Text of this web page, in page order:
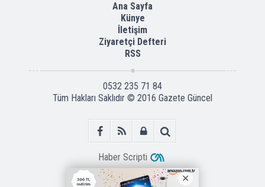
Ana Sayfa
Künye
İletişim
Ziyaretçi Defteri
RSS
0532 235 71 84
Tüm Hakları Saklıdır © 2016 Gazete Güncel
Haber Scripti